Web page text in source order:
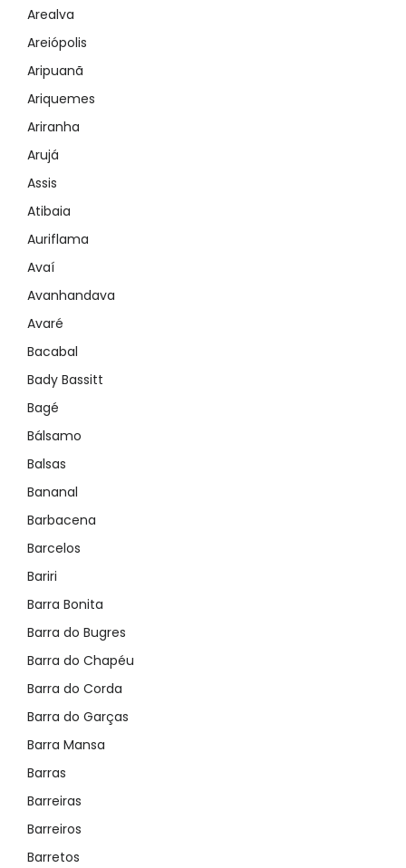
Arealva
Areiópolis
Aripuanã
Ariquemes
Ariranha
Arujá
Assis
Atibaia
Auriflama
Avaí
Avanhandava
Avaré
Bacabal
Bady Bassitt
Bagé
Bálsamo
Balsas
Bananal
Barbacena
Barcelos
Bariri
Barra Bonita
Barra do Bugres
Barra do Chapéu
Barra do Corda
Barra do Garças
Barra Mansa
Barras
Barreiras
Barreiros
Barretos